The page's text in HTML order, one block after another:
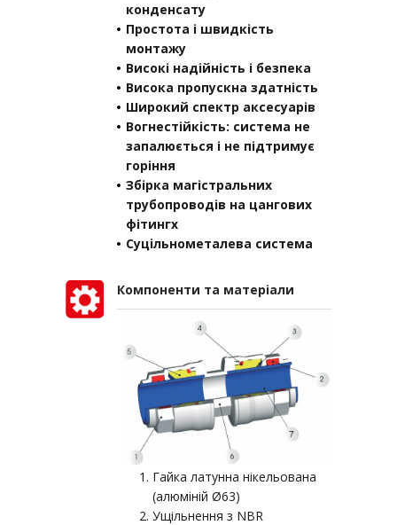
конденсату
Простота і швидкість
монтажу
Високі надійність і безпека
Висока пропускна здатність
Широкий спектр аксесуарів
Вогнестійкість: система не
запалюється і не підтримує
горіння
Збірка магістральних
трубопроводів на цангових
фітингх
Суцільнометалева система
Компоненти та матеріали
Гайка латунна нікельована
(алюміній Ø63)
Ущільнення з NBR